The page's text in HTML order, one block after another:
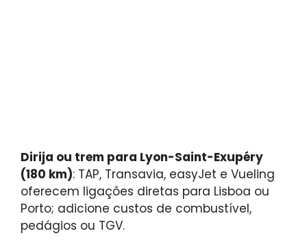
Dirija ou trem para Lyon-Saint-Exupéry
(180 km): TAP, Transavia, easyJet e Vueling
oferecem ligações diretas para Lisboa ou
Porto; adicione custos de combustível,
pedágios ou TGV.